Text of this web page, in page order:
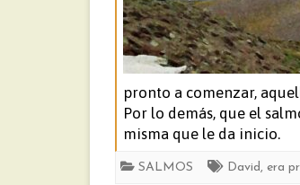
pronto a comenzar,
Por lo demás, que el
misma que le da inicio.
SALMOS David, era